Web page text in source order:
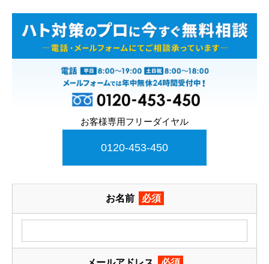
お客様専用フリーダイヤル
0120-453-450
お名前 必須